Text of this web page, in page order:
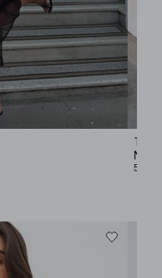
NOK
5